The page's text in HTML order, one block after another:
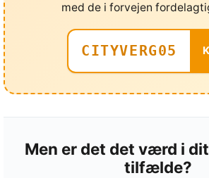
med de i forvejen
CITYVERG05
Men er det det værd i
tilfælde?